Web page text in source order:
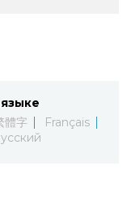
體字
Français